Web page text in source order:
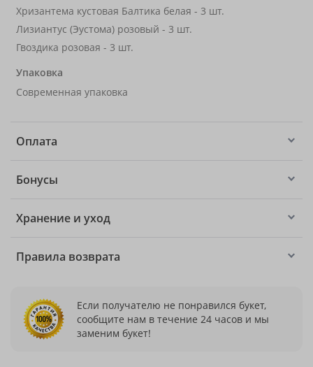
Хризантема кустовая Балтика белая - 3 шт.
Лизиантус (Эустома) розовый - 3 шт.
Гвоздика розовая - 3 шт.
Упаковка
Современная упаковка
Оплата
Бонусы
Хранение и уход
Правила возврата
Если получателю не понравился букет,
сообщите нам в течение 24 часов и мы
заменим букет!